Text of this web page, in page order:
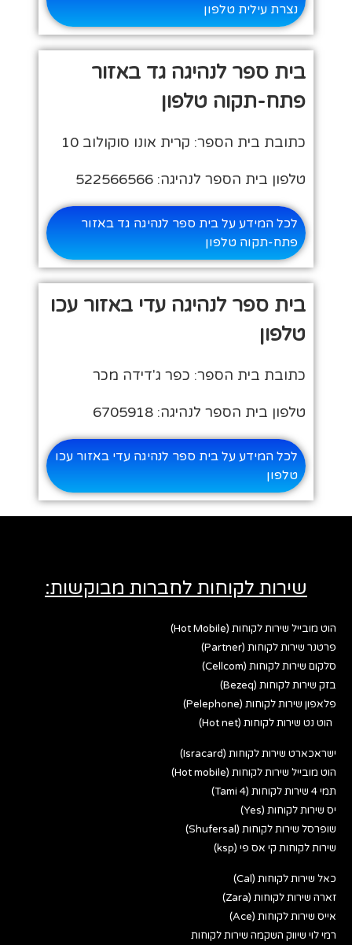
נצרת עילית טלפון
בית ספר לנהיגה גד באזור
פתח-תקוה טלפון
כתובת בית הספר: קרית אונו סוקולוב 10
טלפון בית הספר לנהיגה: 522566566
לכל המידע על בית ספר לנהיגה גד באזור
פתח-תקוה טלפון
בית ספר לנהיגה עדי באזור עכו
טלפון
כתובת בית הספר: כפר ג'דידה מכר
טלפון בית הספר לנהיגה: 6705918
לכל המידע על בית ספר לנהיגה עדי באזור עכו
טלפון
שירות לקוחות לחברות מבוקשות:
הוט מובייל שירות לקוחות (Hot Mobile)
פרטנר שירות לקוחות (Partner)
סלקום שירות לקוחות (Cellcom)
בזק שירות לקוחות (Bezeq)
פלאפון שירות לקוחות (Pelephone)
הוט נט שירות לקוחות (Hot net)
ישראכארט שירות לקוחות (Isracard)
הוט מובייל שירות לקוחות (Hot mobile)
תמי 4 שירות לקוחות (Tami 4)
יס שירות לקוחות (Yes)
שופרסל שירות לקוחות (Shufersal)
שירות לקוחות קי אס פי (ksp)
כאל שירות לקוחות (Cal)
זארה שירות לקוחות (Zara)
אייס שירות לקוחות (Ace)
רמי לוי שיווק השקמה שירות לקוחות